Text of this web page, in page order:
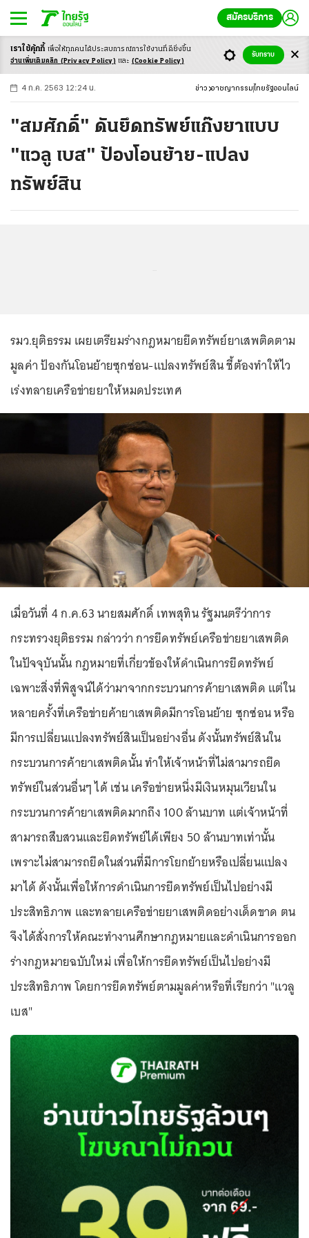
สมัครบริการ
-ก ก ก+
4 ก.ค. 2563 12:24 น. ข่าว อาชญากรรม ไทยรัฐออนไลน์
"สมศักดิ์" ดันยึดทรัพย์แก๊งยาแบบ
"แวลู เบส" ป้องโอนย้าย-แปลง
ทรัพย์สิน
รมว.ยุติธรรม เผยเตรียมร่างกฎหมายยึดทรัพย์ยาเสพติดตาม
มูลค่า ป้องกันโอนย้ายซุกซ่อน-แปลงทรัพย์สิน ชี้ต้องทำให้ไว
เร่งทลายเครือข่ายยาให้หมดประเทศ
เมื่อวันที่ 4 ก.ค.63 นายสมศักดิ์ เทพสุทิน รัฐมนตรีว่าการ
กระทรวงยุติธรรม กล่าวว่า การยึดทรัพย์เครือข่ายยาเสพติด
ในปัจจุบันนั้น กฎหมายที่เกี่ยวข้องให้ดำเนินการยึดทรัพย์
เฉพาะสิ่งที่พิสูจน์ได้ว่ามาจากกระบวนการค้ายาเสพติด แต่ใน
หลายครั้งที่เครือข่ายค้ายาเสพติดมีการโอนย้าย ซุกซ่อน หรือ
มีการเปลี่ยนแปลงทรัพย์สินเป็นอย่างอื่น ดังนั้นทรัพย์สินใน
กระบวนการค้ายาเสพติดนั้น ทำให้เจ้าหน้าที่ไม่สามารถยึด
ทรัพย์ในส่วนอื่นๆ ได้ เช่น เครือข่ายหนึ่งมีเงินหมุนเวียนใน
กระบวนการค้ายาเสพติดมากถึง 100 ล้านบาท แต่เจ้าหน้าที่
สามารถสืบสวนและยึดทรัพย์ได้เพียง 50 ล้านบาทเท่านั้น
เพราะไม่สามารถยึดในส่วนที่มีการโยกย้ายหรือเปลี่ยนแปลง
มาได้ ดังนั้นเพื่อให้การดำเนินการยึดทรัพย์เป็นไปอย่างมี
ประสิทธิภาพ และทลายเครือข่ายยาเสพติดอย่างเด็ดขาด ตน
จึงได้สั่งการให้คณะทำงานศึกษากฎหมายและดำเนินการออก
ร่างกฎหมายฉบับใหม่ เพื่อให้การยึดทรัพย์เป็นไปอย่างมี
ประสิทธิภาพ โดยการยึดทรัพย์ตามมูลค่าหรือที่เรียกว่า "แวลู
เบส"
เราใช้คุ้กกี้ เพื่อให้ทุกคนได้ประสบการณ์การใช้งานที่ดียิ่งขึ้น
อ่านเพิ่มเติมคลิก (Privacy Policy) และ (Cookie Policy)
รับทราบ